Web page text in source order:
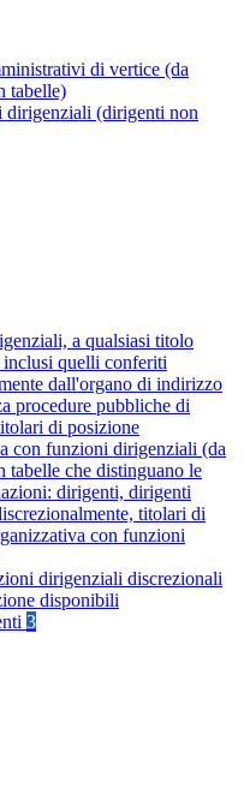
di vertice (da
tabelle)
(dirigenti non
a qualsiasi titolo
quelli conferiti
dall'organo di indirizzo
procedure pubbliche di
di posizione
con funzioni dirigenziali (da
tabelle che distinguano le
dirigenti, dirigenti
titolari di
con funzioni
dirigenziali discrezionali
disponibili
3